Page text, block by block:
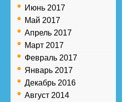
Июнь 2017
Май 2017
Апрель 2017
Март 2017
Февраль 2017
Январь 2017
Декабрь 2016
Август 2014